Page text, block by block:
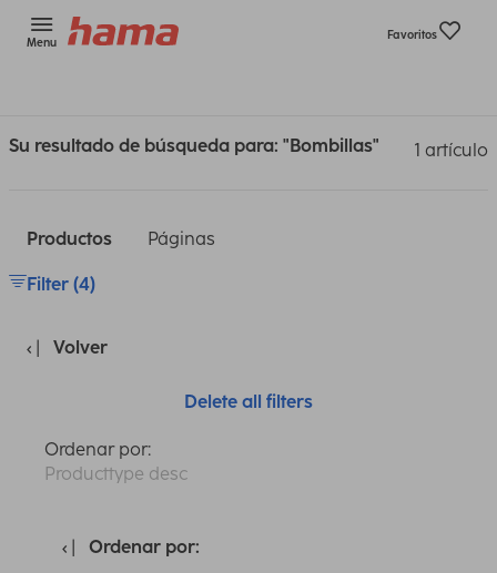
Menu
Favoritos
Su resultado de búsqueda para: "Bombillas" 1 artículo
Productos Páginas
Filter (4)
Volver
Delete all filters
Ordenar por:
Producttype desc
Ordenar por: